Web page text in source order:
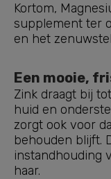
Kortom,
supplement ter
en het
Een mooie,
Zink draagt bij
huid en
zorgt ook voor
behouden blijft.
instandhouding
haar.